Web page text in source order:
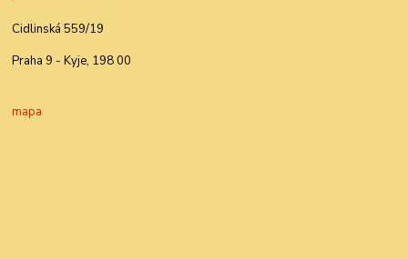
Cidlinská 559/19
Praha 9 - Kyje, 198 00
mapa